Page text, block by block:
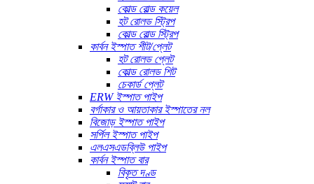
কোল্ড রোল্ড কয়েল
হট রোলড স্ট্রিপ
কোল্ড রোল্ড স্ট্রিপ
কার্বন ইস্পাত শীট/প্লেট
হট রোলড প্লেট
কোল্ড রোলড শিট
চেকার্ড প্লেট
ERW ইস্পাত পাইপ
বর্গাকার ও আয়তাকার ইস্পাতের নল
বিজোড় ইস্পাত পাইপ
সর্পিল ইস্পাত পাইপ
এলএসএডব্লিউ পাইপ
কার্বন ইস্পাত বার
বিকৃত দণ্ড